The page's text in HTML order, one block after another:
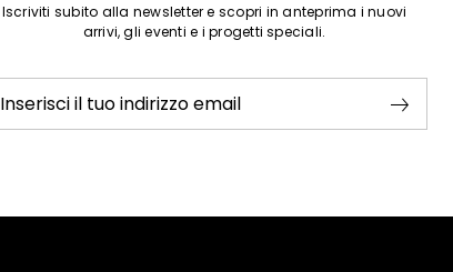
Iscriviti subito alla newsletter e scopri in anteprima i nuovi
arrivi, gli eventi e i progetti speciali.
Inserisci il tuo indirizzo email